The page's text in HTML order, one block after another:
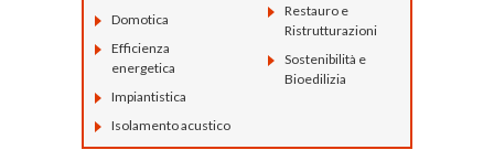
Domotica
Efficienza
energetica
Impiantistica
Isolamento acustico
Restauro e
Ristrutturazioni
Sostenibilità e
Bioedilizia